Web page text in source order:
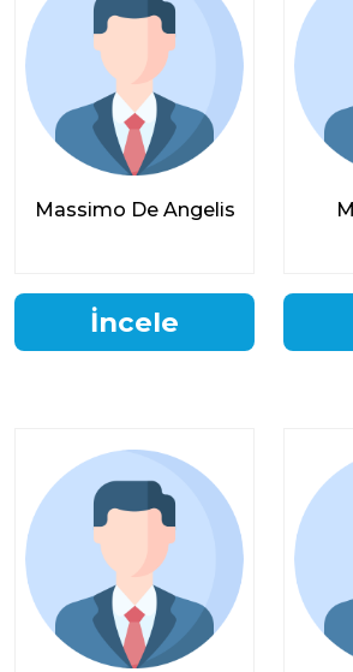
Massimo De Angelis
İncele